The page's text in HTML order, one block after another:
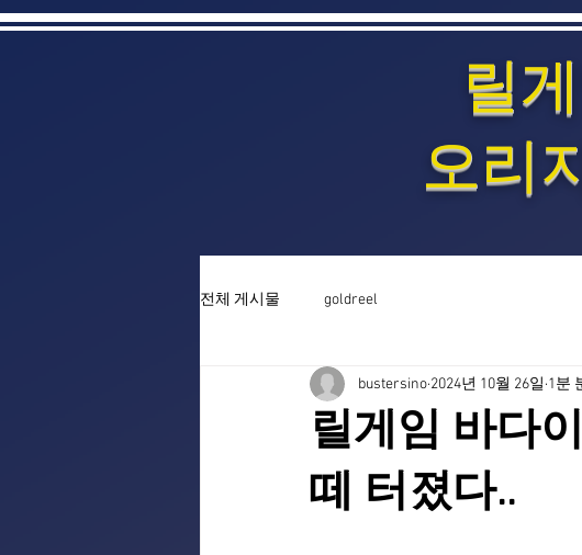
릴
오리
전체 게시물 goldreel
릴게임 바다
떼 터졌다..
bustersino 2024년 10월 26일 1분